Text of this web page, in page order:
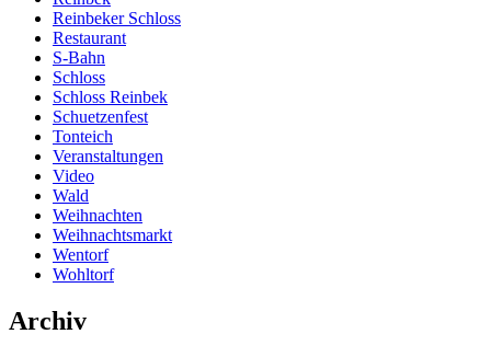
Reinbeker Schloss
Restaurant
S-Bahn
Schloss
Schloss Reinbek
Schuetzenfest
Tonteich
Veranstaltungen
Video
Wald
Weihnachten
Weihnachtsmarkt
Wentorf
Wohltorf
Archiv